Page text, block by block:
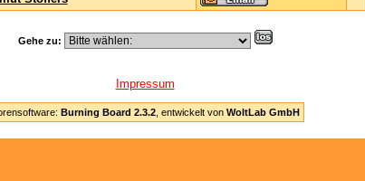
Gehe zu:
Impressum
Burning Board 2.3.2, entwickelt von WoltLab GmbH